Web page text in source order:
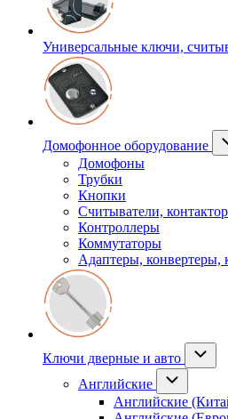
Универсальные ключи,
Домофонное оборудование
Домофоны
Трубки
Кнопки
Считыватели,
Контроллеры
Коммутаторы
Адаптеры,
Ключи дверные и авто
Английские
Английские